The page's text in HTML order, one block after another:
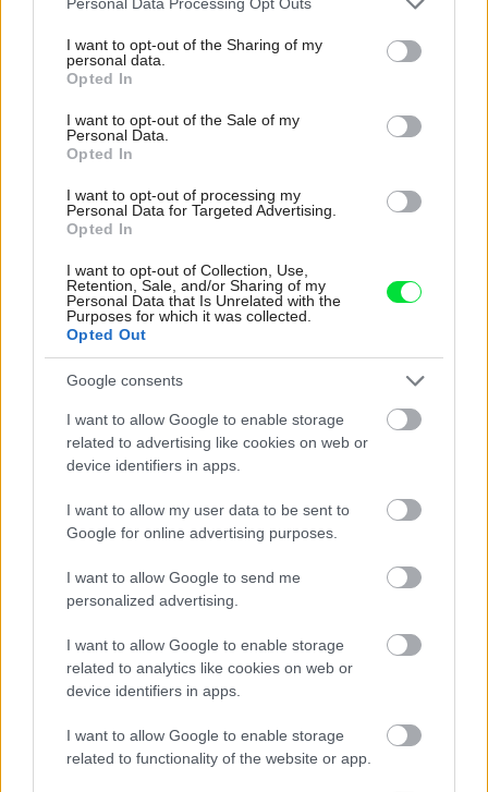
not limited to your visit or usage behaviour. You may click to
grant or deny consent to Google and its third-party tags to
use your data for below specified purposes in below Google
consent section.
I want to opt-out of the Sharing of my
personal data.
Opted In
I want to opt-out of the Sale of my
Personal Data.
Opted In
I want to opt-out of processing my
Personal Data for Targeted Advertising.
Opted In
I want to opt-out of Collection, Use,
Retention, Sale, and/or Sharing of my
Personal Data that Is Unrelated with the
Purposes for which it was collected.
Opted Out
Google consents
I want to allow Google to enable storage
related to advertising like cookies on web or
device identifiers in apps.
I want to allow my user data to be sent to
Google for online advertising purposes.
I want to allow Google to send me
personalized advertising.
I want to allow Google to enable storage
related to analytics like cookies on web or
device identifiers in apps.
I want to allow Google to enable storage
related to functionality of the website or app.
Môj dom 07-08/2026
Mohlo by vás zaujímať
Ján Palenčár: Ak neurobíme